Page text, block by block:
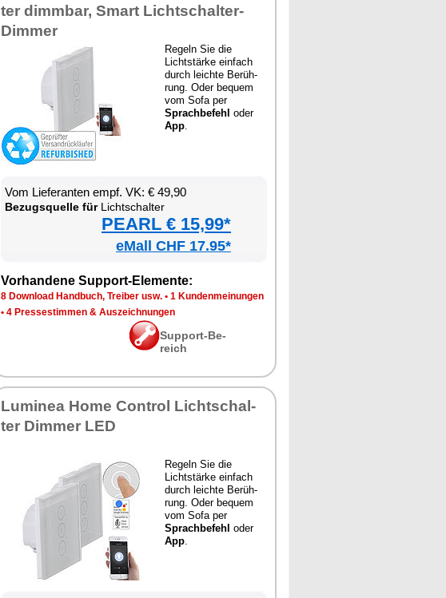
ter dimm­bar, Smart Licht­schal­ter-
Dim­mer
Re­geln Sie die
Licht­stär­ke ein­fach
durch leich­te Be­rüh­
rung. Oder be­quem
vom So­fa per
Sprach­be­fehl oder
App.
Vom Lie­fe­ran­ten empf. VK: € 49,90
Be­zugs­quel­le fürLicht­schal­ter
PEARL € 15,99*
eMall CHF 17.95*
Vor­han­de­ne Sup­port-Ele­men­te:
8 Down­load Hand­buch, Trei­ber usw. • 1 Kun­den­mei­nun­gen
• 4 Pres­se­stim­men & Aus­zeich­nun­gen
Sup­port-Be­
reich
Lu­mi­nea Ho­me Con­trol Licht­schal­
ter Dim­mer LED
Re­geln Sie die
Licht­stär­ke ein­fach
durch leich­te Be­rüh­
rung. Oder be­quem
vom So­fa per
Sprach­be­fehl oder
App.